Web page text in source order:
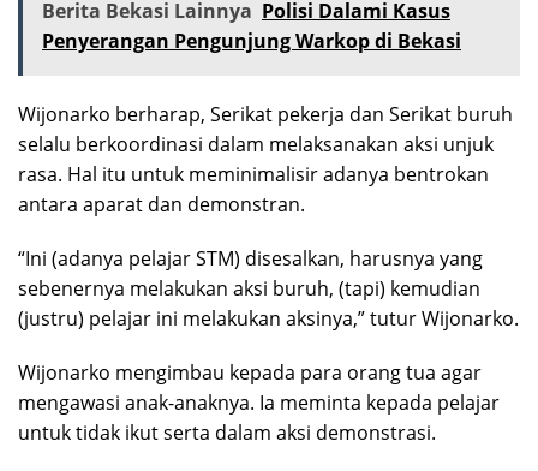
Berita Bekasi Lainnya Polisi Dalami Kasus
Penyerangan Pengunjung Warkop di Bekasi
Wijonarko berharap, Serikat pekerja dan Serikat buruh
selalu berkoordinasi dalam melaksanakan aksi unjuk
rasa. Hal itu untuk meminimalisir adanya bentrokan
antara aparat dan demonstran.
“Ini (adanya pelajar STM) disesalkan, harusnya yang
sebenernya melakukan aksi buruh, (tapi) kemudian
(justru) pelajar ini melakukan aksinya,” tutur Wijonarko.
Wijonarko mengimbau kepada para orang tua agar
mengawasi anak-anaknya. Ia meminta kepada pelajar
untuk tidak ikut serta dalam aksi demonstrasi.